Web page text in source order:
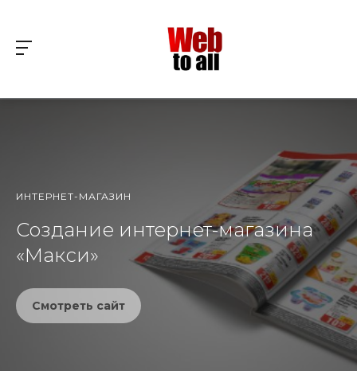
ИНТЕРНЕТ-МАГАЗИН
Создание интернет-магазина
«Макси»
Смотреть сайт